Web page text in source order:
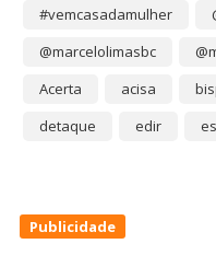
#vemcasadamulher
@marcelolimasbc
Acerta
acisa
detaque
edir
Publicidade